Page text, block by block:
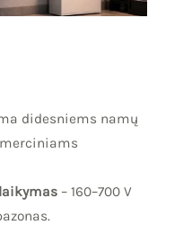
didesniems namų
– 160–700 V